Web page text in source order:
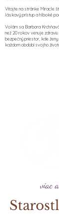
Vitajte na stránke Miracle
láskavý prístup a hlboké
Volám sa Barbora
než 20 rokov venuje
bezpečný priestor, kde
každom období svojho
viac